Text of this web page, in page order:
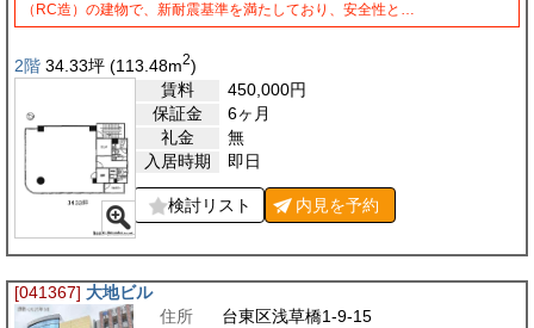
（RC造）の建物で、新耐震基準を満たしており、安全性と…
2階 34.33坪 (113.48m2)
賃料
450,000円
保証金
6ヶ月
礼金
無
入居時期
即日
検討リスト 内見を予約
[041367] 大地ビル
住所
台東区浅草橋1-9-15